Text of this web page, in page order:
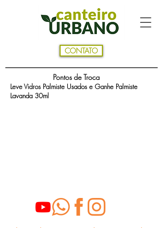
CONTATO
Pontos de Troca
Leve Vidros Palmiste Usados e Ganhe Palmiste
Lavanda 30ml